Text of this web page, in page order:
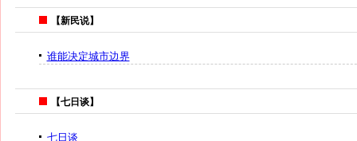
【新民说】
谁能决定城市边界
【七日谈】
七日谈